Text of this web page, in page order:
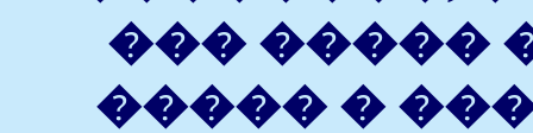
��� �����
����� �